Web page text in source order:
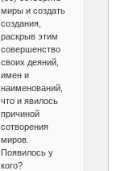
миры и создать
создания,
раскрыв этим
совершенство
своих деяний,
имен и
наименований,
что и явилось
причиной
сотворения
миров.
Появилось у
кого?